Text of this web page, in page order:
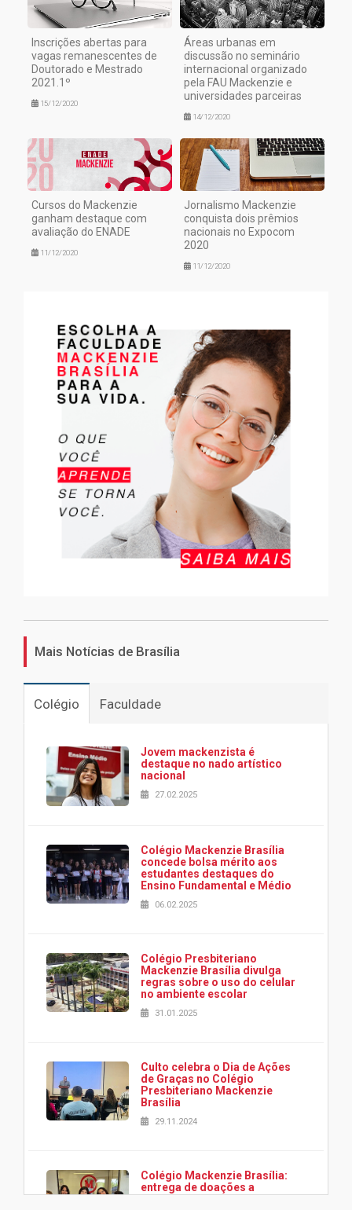
Inscrições abertas para
vagas remanescentes de
Doutorado e Mestrado
2021.1º
15/12/2020
Áreas urbanas em
discussão no seminário
internacional organizado
pela FAU Mackenzie e
universidades parceiras
14/12/2020
Cursos do Mackenzie
ganham destaque com
avaliação do ENADE
11/12/2020
Jornalismo Mackenzie
conquista dois prêmios
nacionais no Expocom
2020
11/12/2020
Mais Notícias de Brasília
Colégio Faculdade
Jovem mackenzista é
destaque no nado artístico
nacional
27.02.2025
Colégio Mackenzie Brasília
concede bolsa mérito aos
estudantes destaques do
Ensino Fundamental e Médio
06.02.2025
Colégio Presbiteriano
Mackenzie Brasília divulga
regras sobre o uso do celular
no ambiente escolar
31.01.2025
Culto celebra o Dia de Ações
de Graças no Colégio
Presbiteriano Mackenzie
Brasília
29.11.2024
Colégio Mackenzie Brasília:
entrega de doações a
associação Viver da Cidade